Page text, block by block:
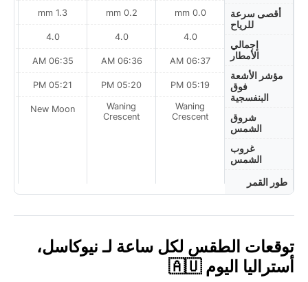
أقصى سرعة
للرياح
إجمالي
الأمطار
مؤشر الأشعة
فوق
البنفسجية
شروق
الشمس
غروب
الشمس
طور القمر
0.0 mm
4.0
06:37 AM
05:19 PM
Waning
Crescent
0.2 mm
4.0
06:36 AM
05:20 PM
Waning
Crescent
1.3 mm
4.0
06:35 AM
05:21 PM
New Moon
توقعات الطقس لكل ساعة لـ نيوكاسل،
أستراليا اليوم 🇦🇺